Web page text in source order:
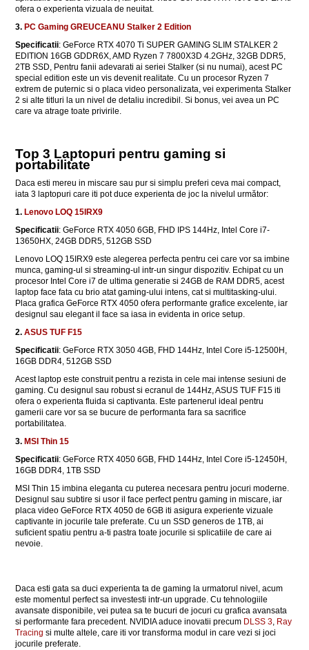
ofera o experienta vizuala de neuitat.
3. PC Gaming GREUCEANU Stalker 2 Edition
Specificatii: GeForce RTX 4070 Ti SUPER GAMING SLIM STALKER 2
EDITION 16GB GDDR6X, AMD Ryzen 7 7800X3D 4.2GHz, 32GB DDR5,
2TB SSD, Pentru fanii adevarati ai seriei Stalker (si nu numai), acest PC
special edition este un vis devenit realitate. Cu un procesor Ryzen 7
extrem de puternic si o placa video personalizata, vei experimenta Stalker
2 si alte titluri la un nivel de detaliu incredibil. Si bonus, vei avea un PC
care va atrage toate privirile.
Top 3 Laptopuri pentru gaming si
portabilitate
Daca esti mereu in miscare sau pur si simplu preferi ceva mai compact,
iata 3 laptopuri care iti pot duce experienta de joc la nivelul următor:
1. Lenovo LOQ 15IRX9
Specificatii: GeForce RTX 4050 6GB, FHD IPS 144Hz, Intel Core i7-
13650HX, 24GB DDR5, 512GB SSD
Lenovo LOQ 15IRX9 este alegerea perfecta pentru cei care vor sa imbine
munca, gaming-ul si streaming-ul intr-un singur dispozitiv. Echipat cu un
procesor Intel Core i7 de ultima generatie si 24GB de RAM DDR5, acest
laptop face fata cu brio atat gaming-ului intens, cat si multitasking-ului.
Placa grafica GeForce RTX 4050 ofera performante grafice excelente, iar
designul sau elegant il face sa iasa in evidenta in orice setup.
2.ASUS TUF F15
Specificatii: GeForce RTX 3050 4GB, FHD 144Hz, Intel Core i5-12500H,
16GB DDR4, 512GB SSD
Acest laptop este construit pentru a rezista in cele mai intense sesiuni de
gaming. Cu designul sau robust si ecranul de 144Hz, ASUS TUF F15 iti
ofera o experienta fluida si captivanta. Este partenerul ideal pentru
gamerii care vor sa se bucure de performanta fara sa sacrifice
portabilitatea.
3. MSI Thin 15
Specificatii: GeForce RTX 4050 6GB, FHD 144Hz, Intel Core i5-12450H,
16GB DDR4, 1TB SSD
MSI Thin 15 imbina eleganta cu puterea necesara pentru jocuri moderne.
Designul sau subtire si usor il face perfect pentru gaming in miscare, iar
placa video GeForce RTX 4050 de 6GB iti asigura experiente vizuale
captivante in jocurile tale preferate. Cu un SSD generos de 1TB, ai
suficient spatiu pentru a-ti pastra toate jocurile si splicatiile de care ai
nevoie.
Daca esti gata sa duci experienta ta de gaming la urmatorul nivel, acum
este momentul perfect sa investesti intr-un upgrade. Cu tehnologiile
avansate disponibile, vei putea sa te bucuri de jocuri cu grafica avansata
si performante fara precedent. NVIDIA aduce inovatii precum DLSS 3, Ray
Tracing si multe altele, care iti vor transforma modul in care vezi si joci
jocurile preferate.